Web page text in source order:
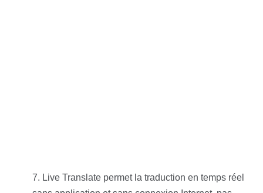
Live Translate permet la traduction en temps réel